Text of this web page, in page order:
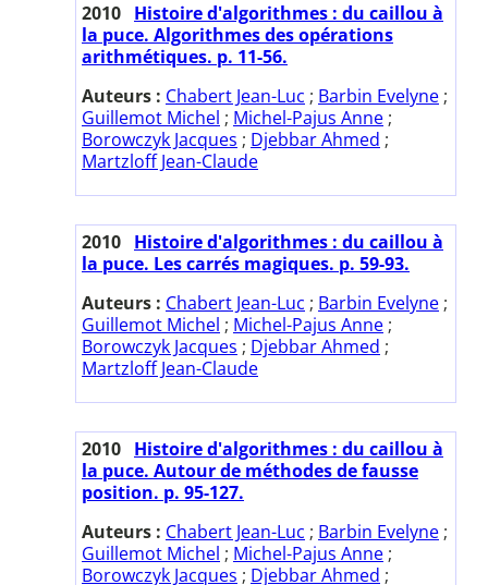
2010 Histoire d'algorithmes : du caillou à
la puce. Algorithmes des opérations
arithmétiques. p. 11-56.
Auteurs : Chabert Jean-Luc ; Barbin Evelyne ;
Guillemot Michel ; Michel-Pajus Anne ;
Borowczyk Jacques ; Djebbar Ahmed ;
Martzloff Jean-Claude
2010 Histoire d'algorithmes : du caillou à
la puce. Les carrés magiques. p. 59-93.
Auteurs : Chabert Jean-Luc ; Barbin Evelyne ;
Guillemot Michel ; Michel-Pajus Anne ;
Borowczyk Jacques ; Djebbar Ahmed ;
Martzloff Jean-Claude
2010 Histoire d'algorithmes : du caillou à
la puce. Autour de méthodes de fausse
position. p. 95-127.
Auteurs : Chabert Jean-Luc ; Barbin Evelyne ;
Guillemot Michel ; Michel-Pajus Anne ;
Borowczyk Jacques ; Djebbar Ahmed ;